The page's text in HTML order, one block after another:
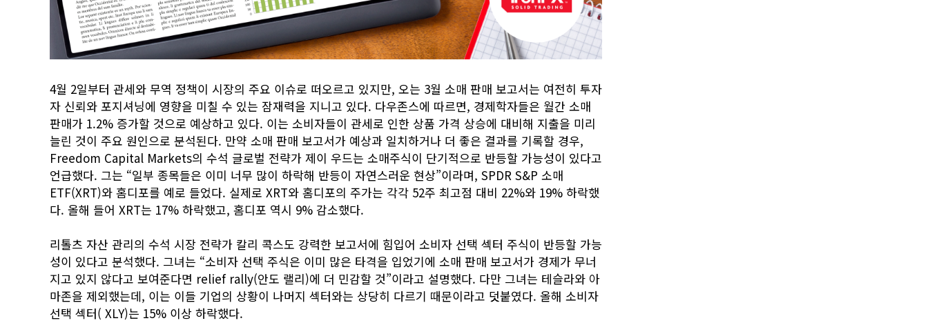
4월 2일부터 관세와 무역 정책이 시장의 주요 이슈로 떠오르고 있지만, 오는 3월 소매 판매 보고서는 여전히 투자
자 신뢰와 포지셔닝에 영향을 미칠 수 있는 잠재력을 지니고 있다. 다우존스에 따르면, 경제학자들은 월간 소매
판매가 1.2% 증가할 것으로 예상하고 있다. 이는 소비자들이 관세로 인한 상품 가격 상승에 대비해 지출을 미리
늘린 것이 주요 원인으로 분석된다. 만약 소매 판매 보고서가 예상과 일치하거나 더 좋은 결과를 기록할 경우,
Freedom Capital Markets의 수석 글로벌 전략가 제이 우드는 소매주식이 단기적으로 반등할 가능성이 있다고
언급했다. 그는 “일부 종목들은 이미 너무 많이 하락해 반등이 자연스러운 현상”이라며, SPDR S&P 소매
ETF(XRT)와 홈디포를 예로 들었다. 실제로 XRT와 홈디포의 주가는 각각 52주 최고점 대비 22%와 19% 하락했
다. 올해 들어 XRT는 17% 하락했고, 홈디포 역시 9% 감소했다.
리톨츠 자산 관리의 수석 시장 전략가 칼리 콕스도 강력한 보고서에 힘입어 소비자 선택 섹터 주식이 반등할 가능
성이 있다고 분석했다. 그녀는 “소비자 선택 주식은 이미 많은 타격을 입었기에 소매 판매 보고서가 경제가 무너
지고 있지 않다고 보여준다면 relief rally(안도 랠리)에 더 민감할 것”이라고 설명했다. 다만 그녀는 테슬라와 아
마존을 제외했는데, 이는 이들 기업의 상황이 나머지 섹터와는 상당히 다르기 때문이라고 덧붙였다. 올해 소비자
선택 섹터( XLY)는 15% 이상 하락했다.